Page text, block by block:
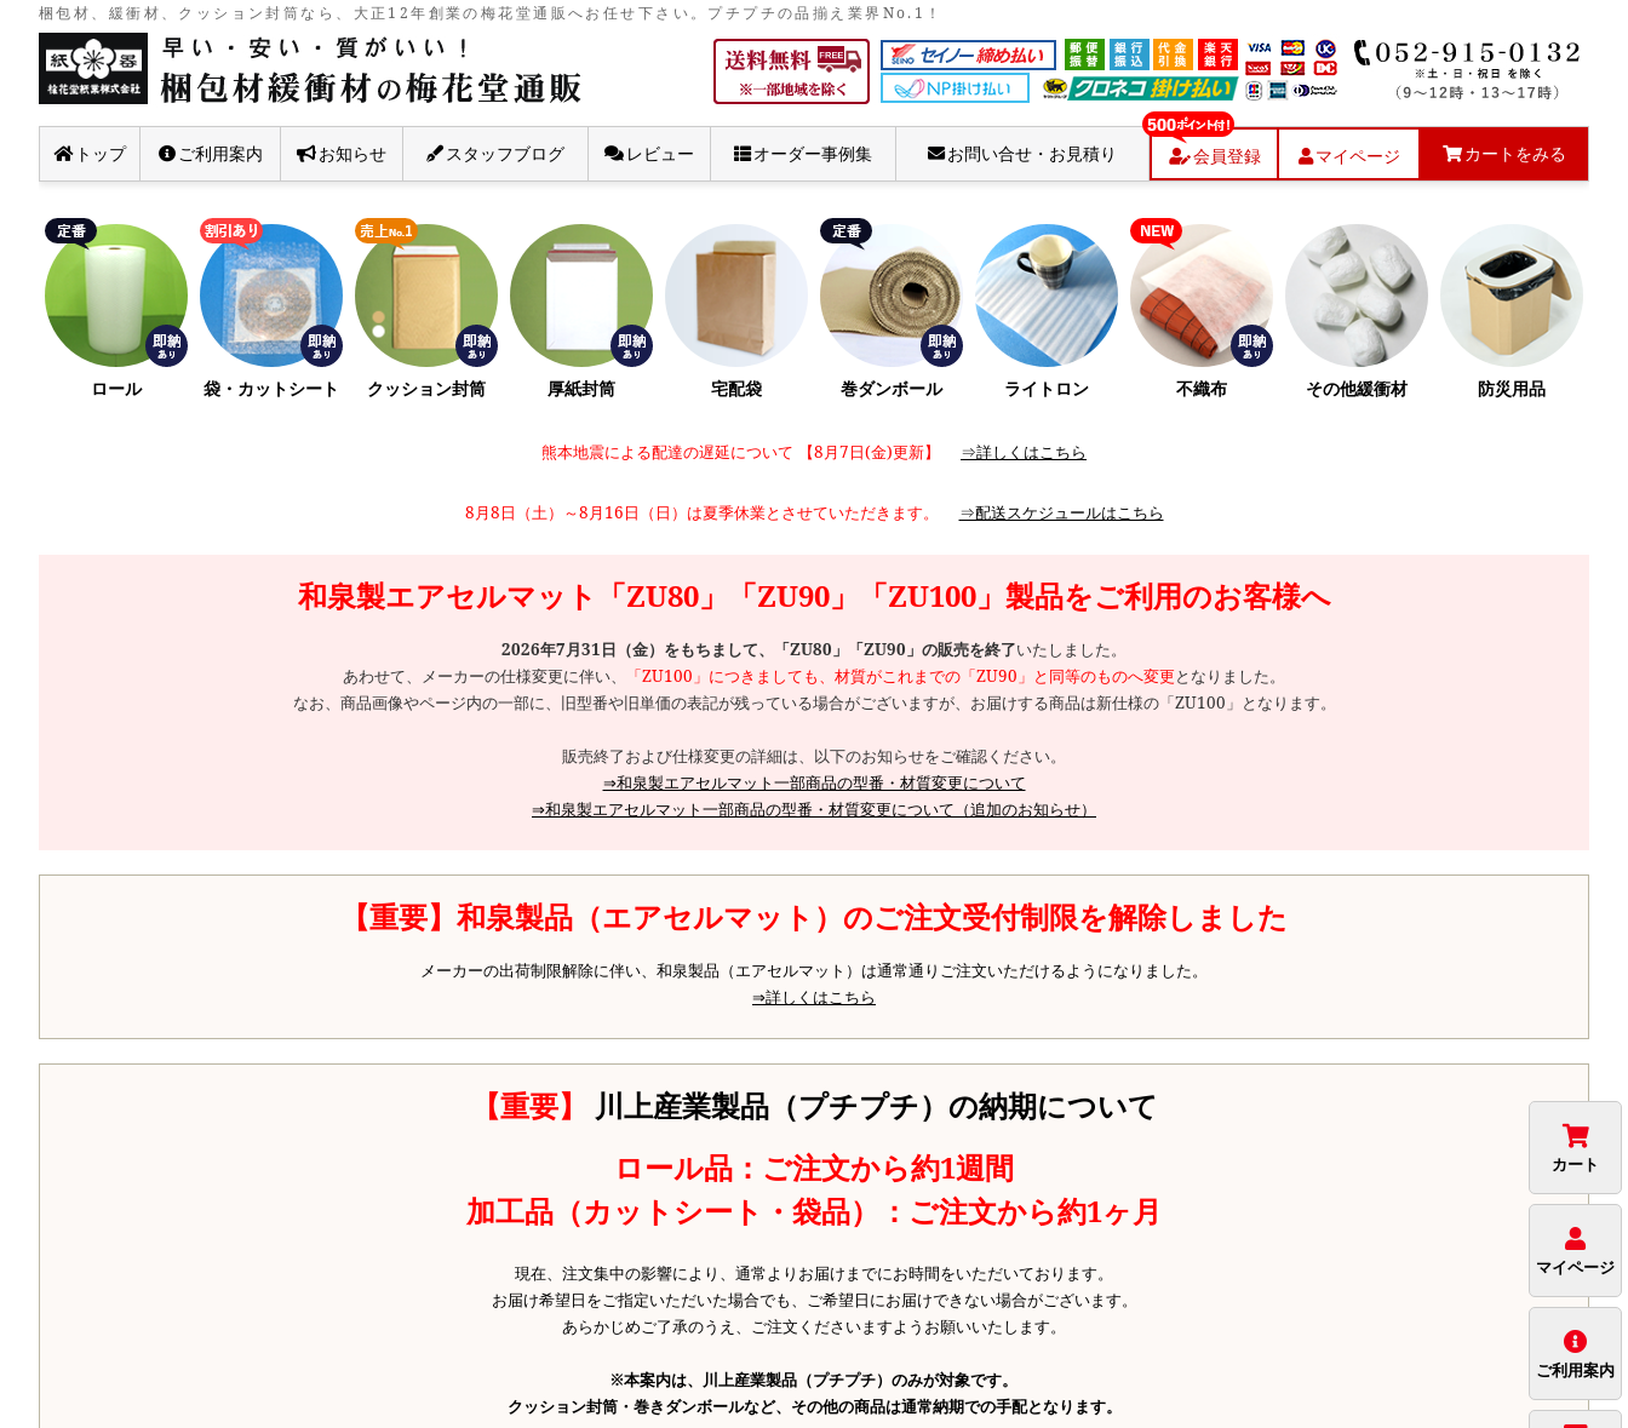
カート
マイページ
ご利用案内
梱包材、緩衝材、クッション封筒なら、大正12年創業の梅花堂通販へお任せ下さい。プチプチの品揃え業界No.1！
トップ ご利用案内 お知らせ スタッフブログ レビュー オーダー事例集 お問い合せ・お見積り 会員登録 マイページ カートをみる
ロール 袋・カットシート クッション封筒 厚紙封筒 宅配袋 巻ダンボール ライトロン 不織布 その他緩衝材 防災用品
熊本地震による配達の遅延について 【8月7日(金)更新】 ⇒詳しくはこちら
8月8日（土）～8月16日（日）は夏季休業とさせていただきます。 ⇒配送スケジュールはこちら
和泉製エアセルマット「ZU80」「ZU90」「ZU100」製品をご利用のお客様へ
2026年7月31日（金）をもちまして、「ZU80」「ZU90」の販売を終了いたしました。
あわせて、メーカーの仕様変更に伴い、
「ZU100」につきましても、材質がこれまでの「ZU90」と同等のものへ変更となりました。
なお、商品画像やページ内の一部に、旧型番や旧単価の表記が残っている場合がございますが、お届けする商品は新仕様の「ZU100」となります。
販売終了および仕様変更の詳細は、以下のお知らせをご確認ください。
⇒和泉製エアセルマット一部商品の型番・材質変更について
⇒和泉製エアセルマット一部商品の型番・材質変更について（追加のお知らせ）
【重要】和泉製品（エアセルマット）のご注文受付制限を解除しました
メーカーの出荷制限解除に伴い、和泉製品（エアセルマット）は通常通りご注文いただけるようになりました。
⇒詳しくはこちら
【重要】
川上産業製品（プチプチ）の納期について
ロール品：ご注文から約1週間
加工品（カットシート・袋品）：ご注文から約1ヶ月
現在、注文集中の影響により、通常よりお届けまでにお時間をいただいております。
お届け希望日をご指定いただいた場合でも、ご希望日にお届けできない場合がございます。
あらかじめご了承のうえ、ご注文くださいますようお願いいたします。
※本案内は、川上産業製品（プチプチ）のみが対象です。
クッション封筒・巻きダンボールなど、その他の商品は通常納期での手配となります。